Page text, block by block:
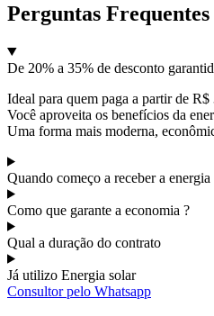
Perguntas Frequentes
De 20% a 35% de desconto
Ideal para quem paga a partir de
Você aproveita os benefícios da
Uma forma mais moderna,
Quando começo a receber a energia
Como que garante a economia ?
Qual a duração do contrato
Já utilizo Energia solar
Consultor pelo Whatsapp